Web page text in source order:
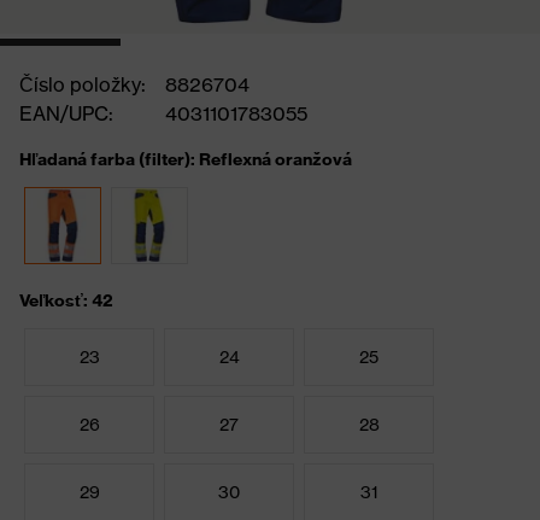
Číslo položky:
8826704
EAN/UPC:
4031101783055
Hľadaná farba (filter): Reflexná oranžová
Veľkosť: 42
23 24 25
26 27 28
29 30 31